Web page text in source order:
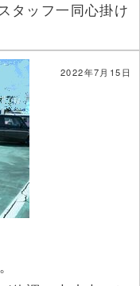
タッフ一同心掛け
2022年7月15日